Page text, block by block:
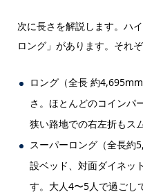
次に長さを解説します。ハ
ロング」があります。それ
ロング（全長 約
さ。ほとんどのコインパ
狭い路地での右左折もス
スーパーロング（全長約
設ベッド、対面ダイネッ
す。大人4〜5人で過ごし